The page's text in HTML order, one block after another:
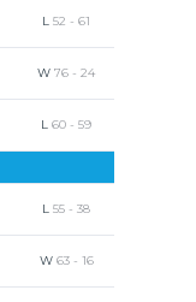
L 52 - 61
W 76 - 24
L 60 - 59
L 55 - 38
W 63- 16